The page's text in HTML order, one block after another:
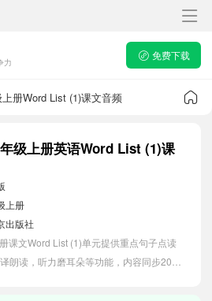
力
免费下载
册Word List (1)课文音频
级上册英语Word List (1)课
上册
出版社
课文Word List (1)单元提供重点句子点读
朗读，听力磨耳朵等功能，内容同步2026